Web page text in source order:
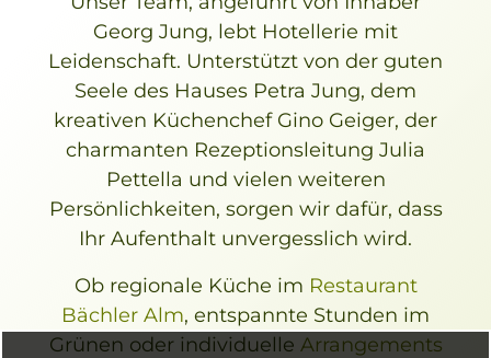
Georg Jung, lebt Hotellerie mit
Leidenschaft. Unterstützt von der guten
Seele des Hauses Petra Jung, dem
kreativen Küchenchef Gino Geiger, der
charmanten Rezeptionsleitung Julia
Pettella und vielen weiteren
Persönlichkeiten, sorgen wir dafür, dass
Ihr Aufenthalt unvergesslich wird.
Ob regionale Küche im Restaurant
Bächler Alm, entspannte Stunden im
Grünen oder individuelle Arrangements